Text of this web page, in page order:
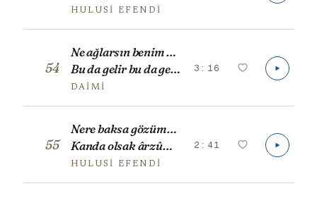
HULUSI EFENDI
54
Ne ağlarsın benim zülfü siyahım
Bu da gelir bu da geçer ağlama
DAIMI
3:16
55
Nere baksa gözümüz vech-i dil-ârâda kalır
Kanda olsak ârzûmuz sâkî-i sahbâda kalır
HULUSI EFENDI
2:41